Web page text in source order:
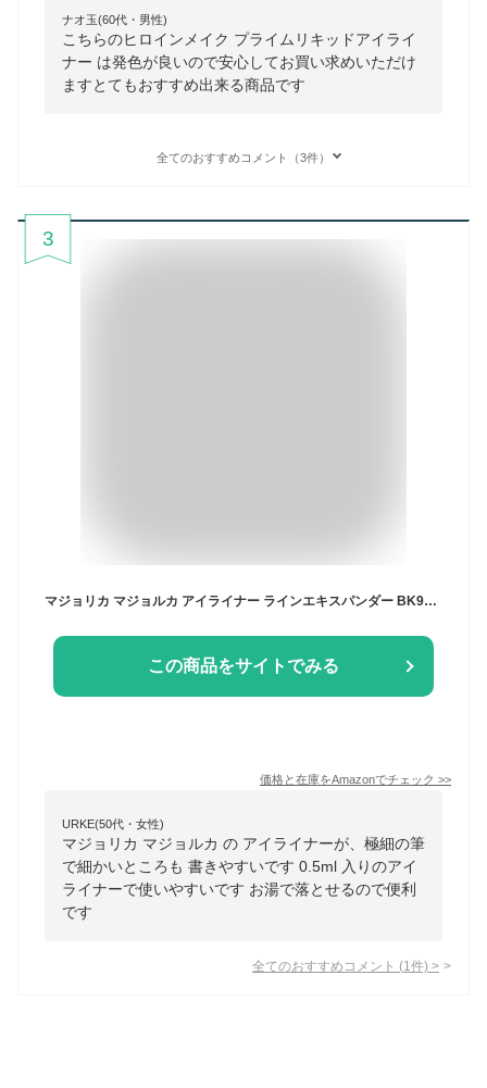
ナオ玉(60代・男性)
こちらのヒロインメイク プライムリキッドアイライ
ナー は発色が良いので安心してお買い求めいただけ
ますとてもおすすめ出来る商品です
全てのおすすめコメント（3件）
3
マジョリカ マジョルカ アイライナー ラインエキスパンダー BK999 夜の濃度 0.5mL リキッドタイプ こすっても落ちにくい お湯で落とせる 極細 濃密発色 MAJOLICA MAJORCA
この商品をサイトでみる
価格と在庫をAmazonでチェック >>
URKE(50代・女性)
マジョリカ マジョルカ の アイライナーが、極細の筆
で細かいところも 書きやすいです 0.5ml 入りのアイ
ライナーで使いやすいです お湯で落とせるので便利
です
全てのおすすめコメント (1 件) >